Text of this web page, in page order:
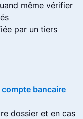
même vérifier
par un tiers
bancaire
dossier et en cas